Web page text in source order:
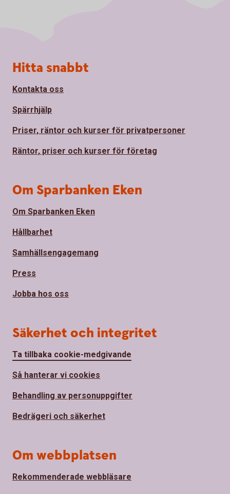
Sidfot
Hitta snabbt
Kontakta oss
Spärrhjälp
Priser, räntor och kurser för privatpersoner
Räntor, priser och kurser för företag
Om Sparbanken Eken
Om Sparbanken Eken
Hållbarhet
Samhällsengagemang
Press
Jobba hos oss
Säkerhet och integritet
Ta tillbaka cookie-medgivande
Så hanterar vi cookies
Behandling av personuppgifter
Bedrägeri och säkerhet
Om webbplatsen
Rekommenderade webbläsare